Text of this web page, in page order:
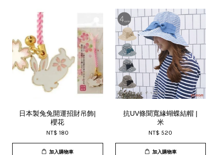
日本製兔兔開運招財吊飾|
櫻花
NT$ 180
加入購物車
抗UV條聞寬緣蝴蝶結帽 |
米
NT$ 520
加入購物車